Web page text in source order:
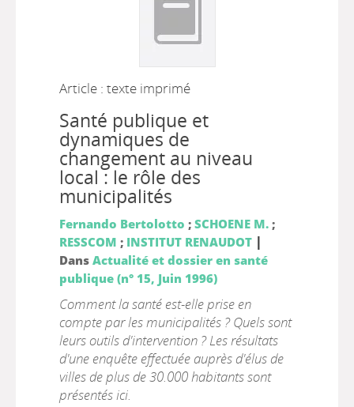
Article : texte imprimé
Santé publique et
dynamiques de
changement au niveau
local : le rôle des
municipalités
Fernando Bertolotto ; SCHOENE M.;
RESSCOM ; INSTITUT RENAUDOT |
Dans Actualité et dossier en santé
publique (n° 15, Juin 1996)
Comment la santé est-elle prise en
compte par les municipalités ? Quels sont
leurs outils d'intervention ? Les résultats
d'une enquête effectuée auprès d'élus de
villes de plus de 30.000 habitants sont
présentés ici.